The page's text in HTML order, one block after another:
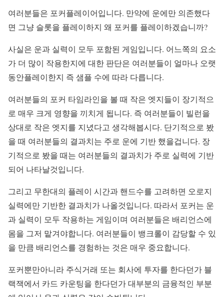
여러분들은 포커플레이어입니다. 만약에 운에만 의존했다
면 그냥 슬롯을 플레이하지 왜 포커를 플레이하겠습니까?
사실은 운과 실력이 모두 포함된 게임입니다. 어느쪽의 요소
가 더 많이 작용한지에 대한 판단은 여러분들이 얼마나 오랫
동안플레이한지 즉 샘플 수에 따라 다릅니다.
여러분들의 포커 타임라인을 볼 때 작은 엣지들이 장기적으
로 매우 크게 영향을 끼치게 됩니다. 즉 여러분들이 빌런을
상대로 작은 엣지를 지녔다고 생각해봅시다. 단기적으로 봤
을 때 여러분들의 결과치는 주로 운에 기반 했을겁니다. 장
기적으로 봤을 때는 여러분들의 결과치가 주로 실력에 기반
되어 나타날것입니다.
그리고 무한대의 플레이 시간과 핸드수를 고려하면 오로지
실력에만 기반한 결과치가 나올것입니다. 따라서 포커는 운
과 실력이 모두 작용하는 게임이며 여러분들은 배리언스에
몸을 그저 맡겨야합니다. 여러분들이 뱅크롤이 감당할 수 있
을 만큼 배리언스를 경험하는 것은 매우 중요합니다.
포커뿐만아니라 주식거래 또는 회사에 투자를 한다던가 블
랙잭에서 카드 카운팅을 한다던가 대부분의 금융적인 부분